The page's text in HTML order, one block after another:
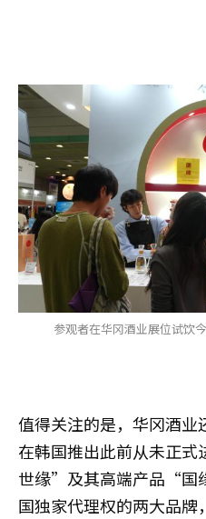
参观者在华冈酒业展位试饮
值得关注的是，华冈酒业
在韩国推出此前从未正
世缘”及其高端产品“国
国独家代理权的两大品